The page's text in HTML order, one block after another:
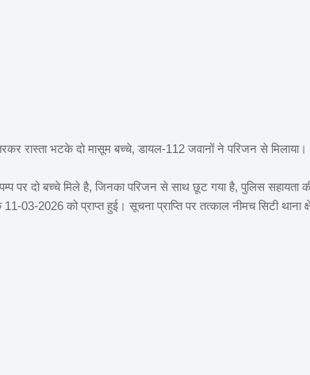
रास्ता भटके दो मासूम बच्चे, डायल-112 जवानों ने परिजन से मिलाया।
पम्प पर दो बच्चे मिले है, जिनका परिजन से साथ छूट गया है, पुलिस सहायता
03-2026 को प्राप्त हुई। सूचना प्राप्ति पर तत्काल नीमच सिटी थाना